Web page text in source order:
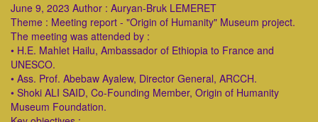
June 9, 2023 Author : Auryan-Bruk LEMERET
Theme : Meeting report - "Origin of Humanity" Museum project.
The meeting was attended by :
• H.E. Mahlet Hailu, Ambassador of Ethiopia to France and
UNESCO.
• Ass. Prof. Abebaw Ayalew, Director General, ARCCH.
• Shoki ALI SAID, Co-Founding Member, Origin of Humanity
Museum Foundation.